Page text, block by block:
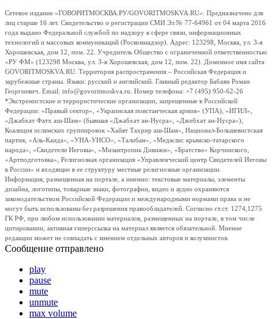
Сетевое издание «ГОВОРИТМОСКВА.РУ/GOVORITMOSKVA.RU». Предназначено для
лиц старше 16 лет. Свидетельство о регистрации СМИ Эл № 77-64961 от 04 марта 2016
года выдано Федеральной службой по надзору в сфере связи, информационных
технологий и массовых коммуникаций (Роскомнадзор). Адрес: 123298, Москва, ул. 3-я
Хорошевская, дом 12, пом. 22. Учредитель Общество с ограниченной ответственностью
«РУ ФМ» (123298 Москва, ул. 3-я Хорошевская, дом 12, пом. 22). Доменное имя сайта
GOVORITMOSKVA.RU. Территория распространения – Российская Федерация и
зарубежные страны. Языки: русский и английский. Главный редактор Бабаян Роман
Георгиевич. Email: info@govoritmoskva.ru. Номер телефона: +7 (495) 950-62-26
*Экстремистские и террористические организации, запрещенные в Российской
Федерации: «Правый сектор», «Украинская повстанческая армия» (УПА), «ИГИЛ»,
«Джабхат Фатх аш-Шам» (бывшая «Джабхат ан-Нусра», «Джебхат ан-Нусра»),
Коалиция исламских группировок «Хайят Тахрир аш-Шам», Национал-Большевистская
партия, «Аль-Каида», «УНА-УНСО», «Талибан», «Меджлис крымско-татарского
народа», «Свидетели Иеговы», «Мизантропик Дивижн», «Братство» Корчинского,
«Артподготовка», Религиозная организация «Управленческий центр Свидетелей Иеговы
в России» и входящие в ее структуру местные религиозные организации.
Информация, размещенная на портале, а именно: текстовые материалы, элементы
дизайна, логотипы, товарные знаки, фотографии, видео и аудио охраняются
законодательством Российской Федерации и международными нормами права и не
могут быть использованы без разрешения правообладателей. Согласно ст.ст. 1274,1275
ГК РФ, при любом использовании материалов, размещенных на портале, в том числе
цитировании, активная гиперссылка на материал является обязательной. Мнение
редакции может не совпадать с мнением отдельных авторов и колумнистов.
Сообщение отправлено
play
pause
mute
unmute
max volume